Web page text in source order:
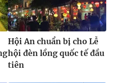
Hội An chuẩn bị cho Lễ
hội đèn lồng quốc tế đầu
tiên